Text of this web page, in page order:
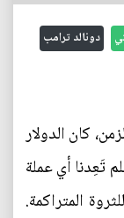
دونالد ترامب
كان الدولار
تَعِدنا أي عملة
المتراكمة.